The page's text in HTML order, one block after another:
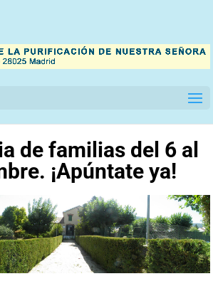
de familias del 6 al
¡Apúntate ya!